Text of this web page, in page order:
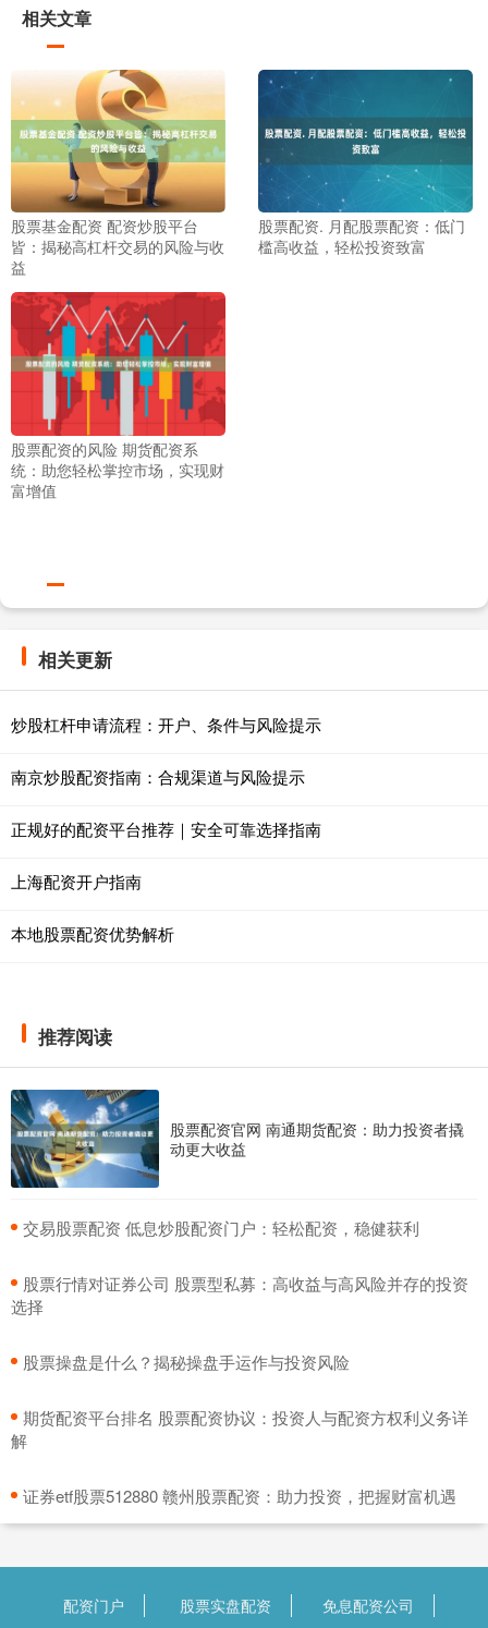
相关文章
股票基金配资 配资炒股平台
皆：揭秘高杠杆交易的风险与收
益
股票配资. 月配股票配资：低门
槛高收益，轻松投资致富
股票配资的风险 期货配资系
统：助您轻松掌控市场，实现财
富增值
相关更新
炒股杠杆申请流程：开户、条件与风险提示
南京炒股配资指南：合规渠道与风险提示
正规好的配资平台推荐｜安全可靠选择指南
上海配资开户指南
本地股票配资优势解析
推荐阅读
股票配资官网 南通期货配资：助力投资者撬
动更大收益
​交易股票配资 低息炒股配资门户：轻松配资，稳健获利
​股票行情对证券公司 股票型私募：高收益与高风险并存的投资
选择
​股票操盘是什么？揭秘操盘手运作与投资风险
​期货配资平台排名 股票配资协议：投资人与配资方权利义务详
解
​证券etf股票512880 赣州股票配资：助力投资，把握财富机遇
配资门户 股票实盘配资 免息配资公司